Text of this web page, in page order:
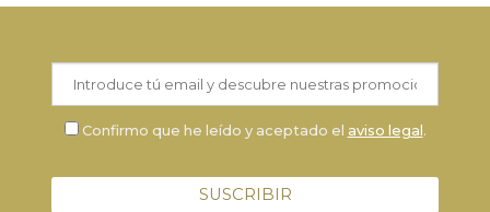
Confirmo que he leído y aceptado el aviso legal.